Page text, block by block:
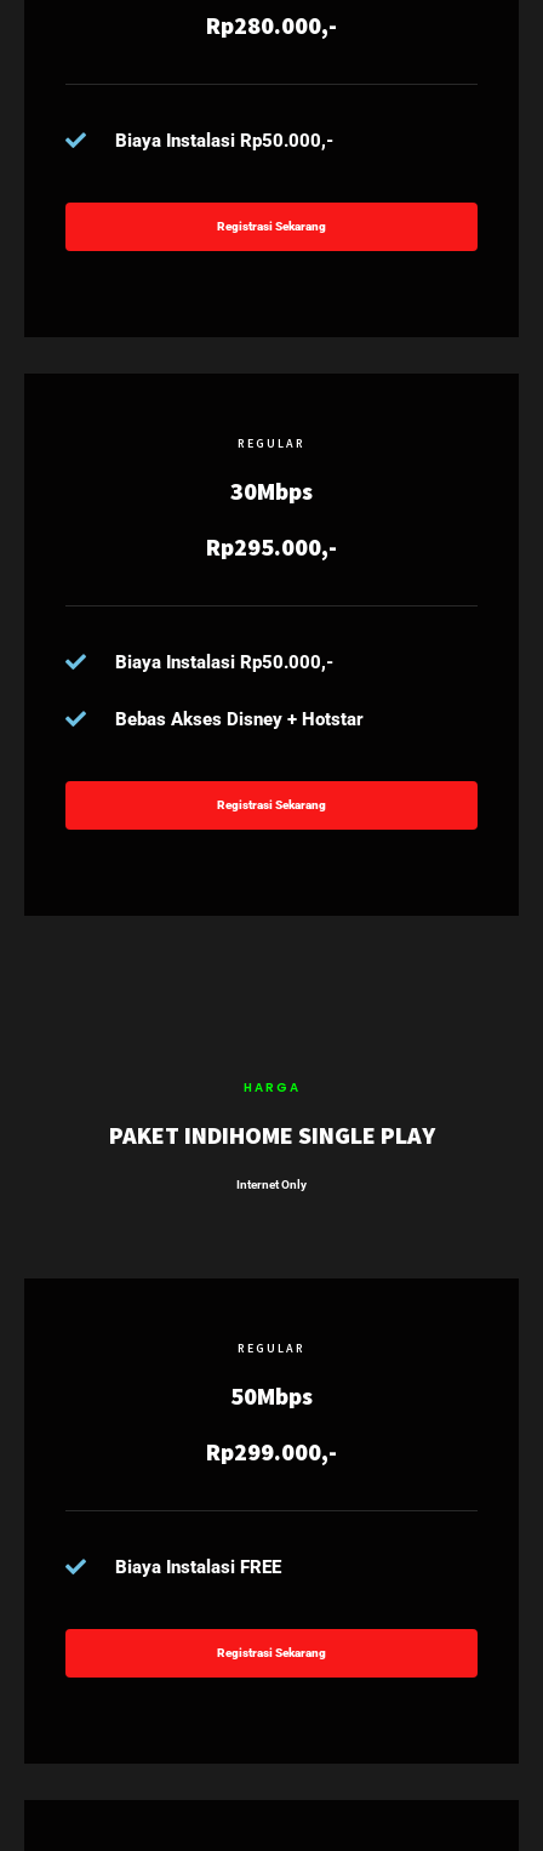
Rp280.000,-
Biaya Instalasi Rp50.000,-
Registrasi Sekarang
REGULAR
30Mbps
Rp295.000,-
Biaya Instalasi Rp50.000,-
Bebas Akses Disney + Hotstar
Registrasi Sekarang
HARGA
PAKET INDIHOME SINGLE PLAY
Internet Only
REGULAR
50Mbps
Rp299.000,-
Biaya Instalasi FREE
Registrasi Sekarang